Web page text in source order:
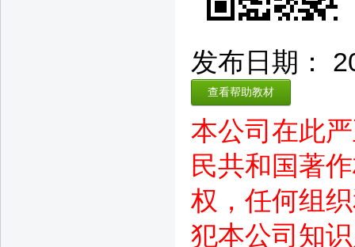
发布日期：
查看帮助教材
本公司在此
民共和国著
权，任何组
犯本公司知